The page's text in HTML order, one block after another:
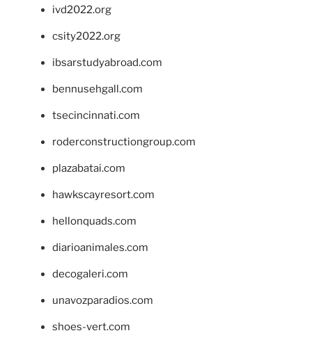
ivd2022.org
csity2022.org
ibsarstudyabroad.com
bennusehgall.com
tsecincinnati.com
roderconstructiongroup.com
plazabatai.com
hawkscayresort.com
hellonquads.com
diarioanimales.com
decogaleri.com
unavozparadios.com
shoes-vert.com